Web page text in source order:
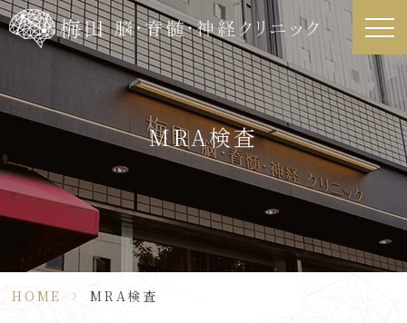
MRA検査
HOME > MRA検査